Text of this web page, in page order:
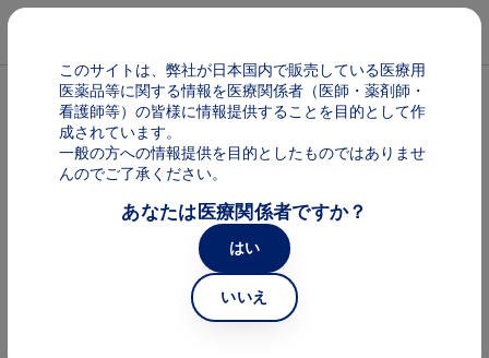
メインコンテンツに移動
パンくず
慢性特発性蕁麻疹
ゾレア 製品について PFS投与方法
です。
このサイトは、弊社が日本国内で販売している医療用
医薬品等に関する情報を医療関係者（医師・薬剤師・
看護師等）の皆様に情報提供することを目的として作
成されています。
一般の方への情報提供を目的としたものではありませ
んのでご了承ください。
あなたは医療関係者ですか？
はい
いいえ